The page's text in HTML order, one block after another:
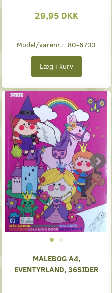
29,95 DKK
Model/varenr.: 80-6733
Læg i kurv
MALEBOG A4,
EVENTYRLAND, 36SIDER